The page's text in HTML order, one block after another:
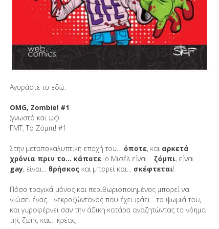
Αγοράστε το εδώ.
OMG, Zombie! #1
(γνωστό και ως)
ΓΜΤ, Το Ζόμπι! #1
Στην μεταποκαλυπτική εποχή του… όποτε, και αρκετά
χρόνια πριν το… κάποτε, ο Μισέλ είναι… ζόμπι, είναι…
gay, είναι… θρήσκος και μπορεί και… σκέφτεται!
Πόσο τραγικά μόνος και περιθωριοποιημένος μπορεί να
νιώσει ένας… νεκροζώντανος που έχει φάει… τα ψωμιά του,
και γυροφέρνει σαν την άδικη κατάρα αναζητώντας το νόημα
της ζωής και… κρέας;